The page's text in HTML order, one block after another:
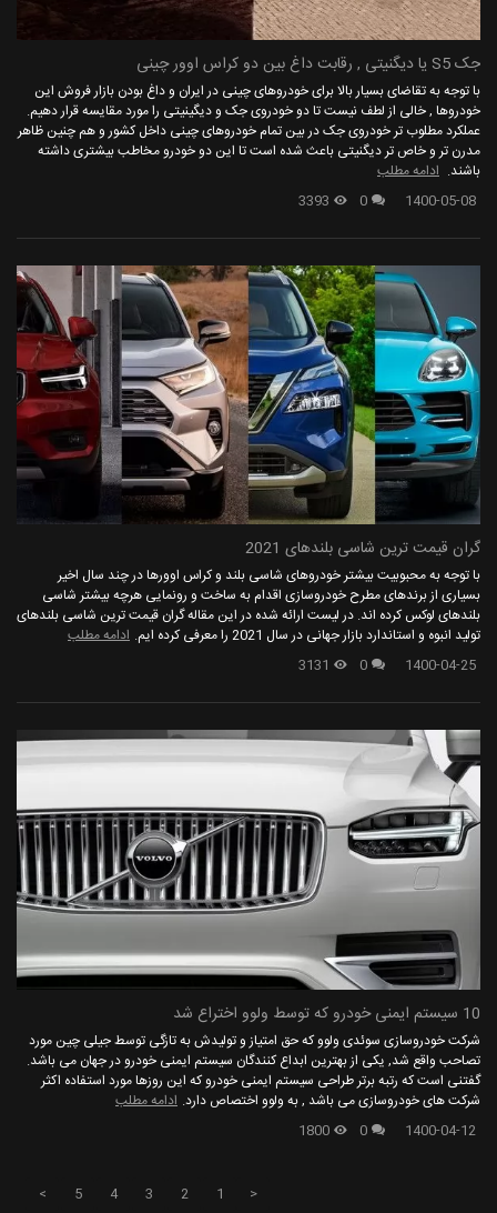
جک S5 یا دیگنیتی , رقابت داغ بین دو کراس اوور چینی
با توجه به تقاضای بسیار بالا برای خودروهای چینی در ایران و داغ بودن بازار فروش این
خودروها , خالی از لطف نیست تا دو خودروی جک و دیگینیتی را مورد مقایسه قرار دهیم.
عملکرد مطلوب تر خودروی جک در بین تمام خودروهای چینی داخل کشور و هم چنین ظاهر
مدرن تر و خاص تر دیگنیتی باعث شده است تا این دو خودرو مخاطب بیشتری داشته
باشند. ادامه مطلب
1400-05-08
0
3393
گران قیمت ترین شاسی بلندهای 2021
با توجه به محبوبیت بیشتر خودروهای شاسی بلند و کراس اوورها در چند سال اخیر
بسیاری از برندهای مطرح خودروسازی اقدام به ساخت و رونمایی هرچه بیشتر شاسی
بلندهای لوکس کرده اند. در لیست ارائه شده در این مقاله گران قیمت ترین شاسی بلندهای
تولید انبوه و استاندارد بازار جهانی در سال 2021 را معرفی کرده ایم.
ادامه مطلب
1400-04-25
0
3131
10 سیستم ایمنی خودرو که توسط ولوو اختراع شد
شرکت خودروسازی سوئدی ولوو که حق امتیاز و تولیدش به تازگی توسط جیلی چین مورد
تصاحب واقع شد, یکی از بهترین ابداع کنندگان سیستم ایمنی خودرو در جهان می باشد.
گفتنی است که رتبه برتر طراحی سیستم ایمنی خودرو که این روزها مورد استفاده اکثر
شرکت های خودروسازی می باشد , به ولوو اختصاص دارد. ادامه مطلب
1400-04-12
0
1800
<
1
2
3
4
5
>